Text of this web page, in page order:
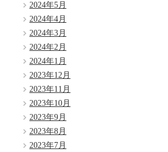
2024年5月
2024年4月
2024年3月
2024年2月
2024年1月
2023年12月
2023年11月
2023年10月
2023年9月
2023年8月
2023年7月